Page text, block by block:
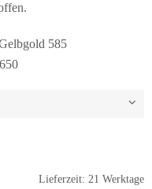
585
Lieferzeit: 21 Werktage